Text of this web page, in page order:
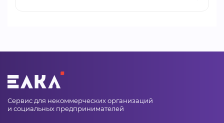
Сервис для некоммерческих организаций
и социальных предпринимателей